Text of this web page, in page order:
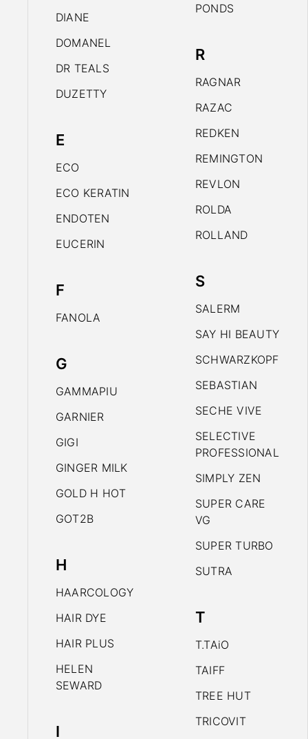
DIANE
DOMANEL
DR TEALS
DUZETTY
E
ECO
ECO KERATIN
ENDOTEN
EUCERIN
F
FANOLA
G
GAMMAPIU
GARNIER
GIGI
GINGER MILK
GOLD H HOT
GOT2B
H
HAARCOLOGY
HAIR DYE
HAIR PLUS
HELEN
SEWARD
I
PONDS
R
RAGNAR
RAZAC
REDKEN
REMINGTON
REVLON
ROLDA
ROLLAND
S
SALERM
SAY HI BEAUTY
SCHWARZKOPF
SEBASTIAN
SECHE VIVE
SELECTIVE
PROFESSIONAL
SIMPLY ZEN
SUPER CARE
VG
SUPER TURBO
SUTRA
T
T.TAiO
TAIFF
TREE HUT
TRICOVIT